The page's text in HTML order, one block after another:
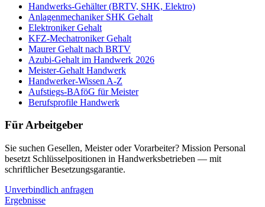
Handwerks-Gehälter (BRTV, SHK, Elektro)
Anlagenmechaniker SHK Gehalt
Elektroniker Gehalt
KFZ-Mechatroniker Gehalt
Maurer Gehalt nach BRTV
Azubi-Gehalt im Handwerk 2026
Meister-Gehalt Handwerk
Handwerker-Wissen A-Z
Aufstiegs-BAföG für Meister
Berufsprofile Handwerk
Für Arbeitgeber
Sie suchen Gesellen, Meister oder Vorarbeiter? Mission Personal
besetzt Schlüsselpositionen in Handwerksbetrieben — mit
schriftlicher Besetzungsgarantie.
Unverbindlich anfragen
Ergebnisse